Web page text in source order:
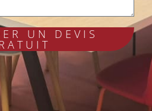
UN DEVIS